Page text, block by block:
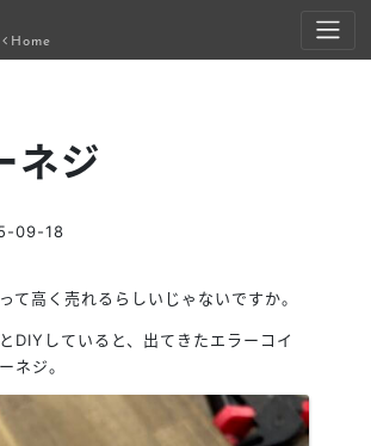
Home
ネジ
09-18
て高く売れるらしいじゃないですか。
DIYしていると、出てきたエラーコイ
ネジ。